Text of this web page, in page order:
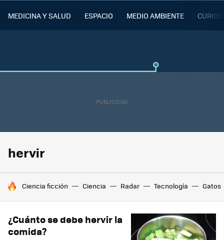
MEDICINA Y SALUD ESPACIO MEDIO AMBIENTE
hervir
HOY SE HABLA DE
Ciencia ficción Ciencia Radar Tecnología Gatos
¿Cuánto se debe hervir la
comida?